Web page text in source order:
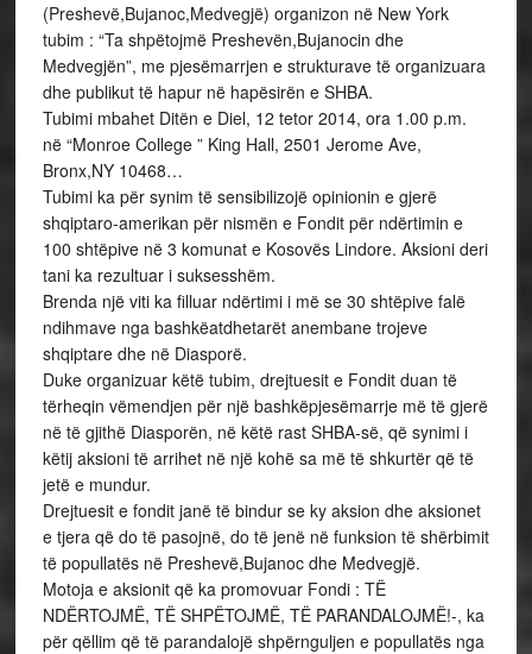
(Preshevë,Bujanoc,Medvegjë) organizon në New York
tubim : “Ta shpëtojmë Preshevën,Bujanocin dhe
Medvegjën”, me pjesëmarrjen e strukturave të organizuara
dhe publikut të hapur në hapësirën e SHBA.
Tubimi mbahet Ditën e Diel, 12 tetor 2014, ora 1.00 p.m.
në “Monroe College ” King Hall, 2501 Jerome Ave,
Bronx,NY 10468…
Tubimi ka për synim të sensibilizojë opinionin e gjerë
shqiptaro-amerikan për nismën e Fondit për ndërtimin e
100 shtëpive në 3 komunat e Kosovës Lindore. Aksioni deri
tani ka rezultuar i suksesshëm.
Brenda një viti ka filluar ndërtimi i më se 30 shtëpive falë
ndihmave nga bashkëatdhetarët anembane trojeve
shqiptare dhe në Diasporë.
Duke organizuar këtë tubim, drejtuesit e Fondit duan të
tërheqin vëmendjen për një bashkëpjesëmarrje më të gjerë
në të gjithë Diasporën, në këtë rast SHBA-së, që synimi i
këtij aksioni të arrihet në një kohë sa më të shkurtër që të
jetë e mundur.
Drejtuesit e fondit janë të bindur se ky aksion dhe aksionet
e tjera që do të pasojnë, do të jenë në funksion të shërbimit
të popullatës në Preshevë,Bujanoc dhe Medvegjë.
Motoja e aksionit që ka promovuar Fondi : TË
NDËRTOJMË, TË SHPËTOJMË, TË PARANDALOJMË!-, ka
për qëllim që të parandalojë shpërnguljen e popullatës nga